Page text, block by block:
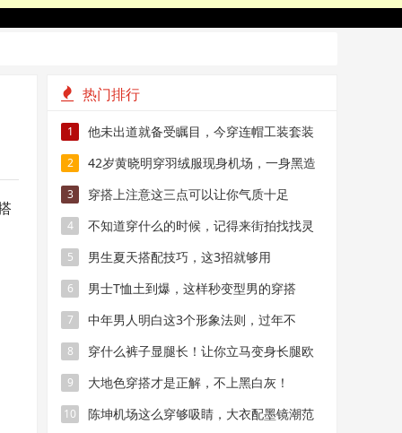
热门排行
1
他未出道就备受瞩目，今穿连帽工装套装
出镜，寸头更显帅气
2
42岁黄晓明穿羽绒服现身机场，一身黑造
型，十分帅气潇洒
3 穿搭上注意这三点可以让你气质十足
4
不知道穿什么的时候，记得来街拍找找灵
感
5 男生夏天搭配技巧，这3招就够用
6 男士T恤土到爆，这样秒变型男的穿搭
7
中年男人明白这3个形象法则，过年不
会“加龄”，反而“减龄”
8
穿什么裤子显腿长！让你立马变身长腿欧
巴
9 大地色穿搭才是正解，不上黑白灰！
10
陈坤机场这么穿够吸睛，大衣配墨镜潮范